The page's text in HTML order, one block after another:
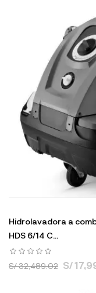
Hidrolavadora a
HDS 6/14 C...
S/ 32,489.02 S/